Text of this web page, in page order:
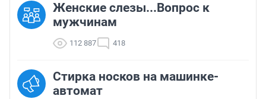
Женские слезы...Вопрос к
мужчинам
112 887 418
Стирка носков на машинке-
автомат